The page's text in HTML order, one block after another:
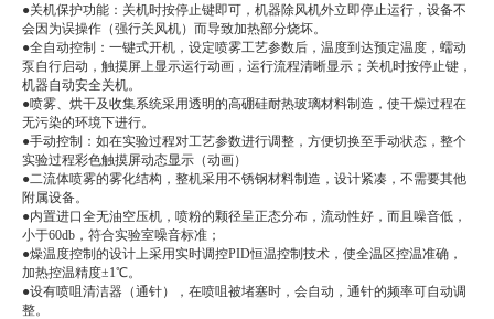
●关机保护功能：关机时按停止键即可，机器除风机外立即停止运行，设备不
会因为误操作（强行关风机）而导致加热部分烧坏。
●全自动控制：一键式开机，设定喷雾工艺参数后，温度到达预定温度，蠕动
泵自行启动，触摸屏上显示运行动画，运行流程清晰显示；关机时按停止键，
机器自动安全关机。
●喷雾、烘干及收集系统采用透明的高硼硅耐热玻璃材料制造，使干燥过程在
无污染的环境下进行。
●手动控制：如在实验过程对工艺参数进行调整，方便切换至手动状态，整个
实验过程彩色触摸屏动态显示（动画）
●二流体喷雾的雾化结构，整机采用不锈钢材料制造，设计紧凑，不需要其他
附属设备。
●内置进口全无油空压机，喷粉的颗径呈正态分布，流动性好，而且噪音低，
小于60db，符合实验室噪音标准；
●燥温度控制的设计上采用实时调控PID恒温控制技术，使全温区控温准确，
加热控温精度±1℃。
●设有喷咀清洁器（通针），在喷咀被堵塞时，会自动，通针的频率可自动调
整。